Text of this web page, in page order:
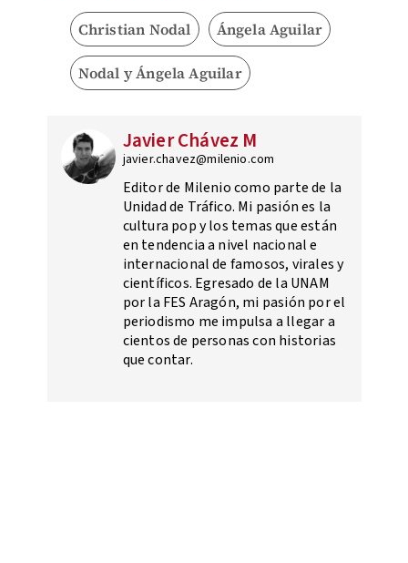
Christian Nodal Ángela Aguilar
Nodal y Ángela Aguilar
Javier Chávez M
javier.chavez@milenio.com
Editor de Milenio como parte de la
Unidad de Tráfico. Mi pasión es la
cultura pop y los temas que están
en tendencia a nivel nacional e
internacional de famosos, virales y
científicos. Egresado de la UNAM
por la FES Aragón, mi pasión por el
periodismo me impulsa a llegar a
cientos de personas con historias
que contar.